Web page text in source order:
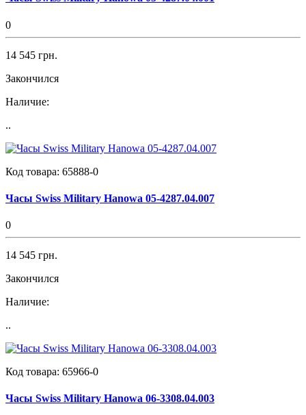
0
14 545 грн.
Закончился
Наличие:
..
Код товара: 65888-0
Часы Swiss Military Hanowa 05-4287.04.007
0
14 545 грн.
Закончился
Наличие:
..
Код товара: 65966-0
Часы Swiss Military Hanowa 06-3308.04.003